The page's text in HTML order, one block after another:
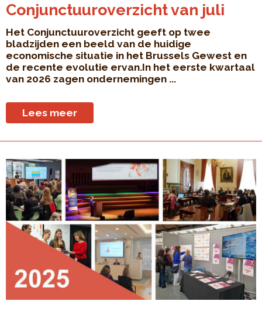
Conjunctuuroverzicht van juli
Het Conjunctuuroverzicht geeft op twee
bladzijden een beeld van de huidige
economische situatie in het Brussels Gewest en
de recente evolutie ervan.In het eerste kwartaal
van 2026 zagen ondernemingen ...
Lees meer